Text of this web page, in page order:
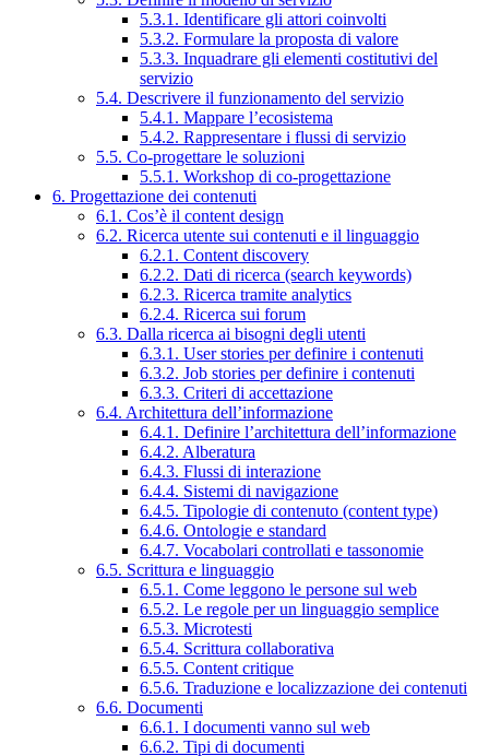
5.3.1. Identificare gli attori coinvolti
5.3.2. Formulare la proposta di valore
5.3.3. Inquadrare gli elementi costitutivi del
servizio
5.4. Descrivere il funzionamento del servizio
5.4.1. Mappare l’ecosistema
5.4.2. Rappresentare i flussi di servizio
5.5. Co-progettare le soluzioni
5.5.1. Workshop di co-progettazione
6. Progettazione dei contenuti
6.1. Cos’è il content design
6.2. Ricerca utente sui contenuti e il linguaggio
6.2.1. Content discovery
6.2.2. Dati di ricerca (search keywords)
6.2.3. Ricerca tramite analytics
6.2.4. Ricerca sui forum
6.3. Dalla ricerca ai bisogni degli utenti
6.3.1. User stories per definire i contenuti
6.3.2. Job stories per definire i contenuti
6.3.3. Criteri di accettazione
6.4. Architettura dell’informazione
6.4.1. Definire l’architettura dell’informazione
6.4.2. Alberatura
6.4.3. Flussi di interazione
6.4.4. Sistemi di navigazione
6.4.5. Tipologie di contenuto (content type)
6.4.6. Ontologie e standard
6.4.7. Vocabolari controllati e tassonomie
6.5. Scrittura e linguaggio
6.5.1. Come leggono le persone sul web
6.5.2. Le regole per un linguaggio semplice
6.5.3. Microtesti
6.5.4. Scrittura collaborativa
6.5.5. Content critique
6.5.6. Traduzione e localizzazione dei contenuti
6.6. Documenti
6.6.1. I documenti vanno sul web
6.6.2. Tipi di documenti